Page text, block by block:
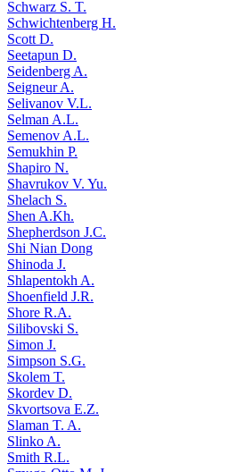
Schwarz S. T.
Schwichtenberg H.
Scott D.
Seetapun D.
Seidenberg A.
Seigneur A.
Selivanov V.L.
Selman A.L.
Semenov A.L.
Semukhin P.
Shapiro N.
Shavrukov V. Yu.
Shelach S.
Shen A.Kh.
Shepherdson J.C.
Shi Nian Dong
Shinoda J.
Shlapentokh A.
Shoenfield J.R.
Shore R.A.
Silibovski S.
Simon J.
Simpson S.G.
Skolem T.
Skordev D.
Skvortsova E.Z.
Slaman T. A.
Slinko A.
Smith R.L.